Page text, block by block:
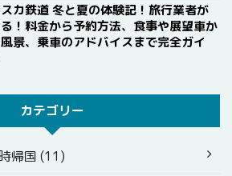
カ鉄道 冬と夏の体験記！旅行業者が
！料金から予約方法、食事や展望車か
景、乗車のアドバイスまで完全ガイ
カテゴリー
帰国 (11)